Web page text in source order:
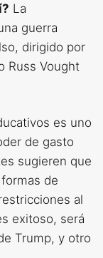
La
guerra
dirigido por
Russ Vought
es uno
de gasto
sugieren que
de
al
exitoso, será
Trump, y otro